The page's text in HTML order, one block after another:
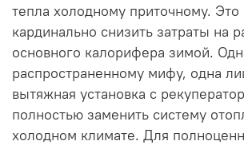
тепла холодному приточному. Это
кардинально снизить затраты на
основного калорифера зимой.
распространенному мифу, одна
вытяжная установка с
полностью заменить систему
холодном климате. Для